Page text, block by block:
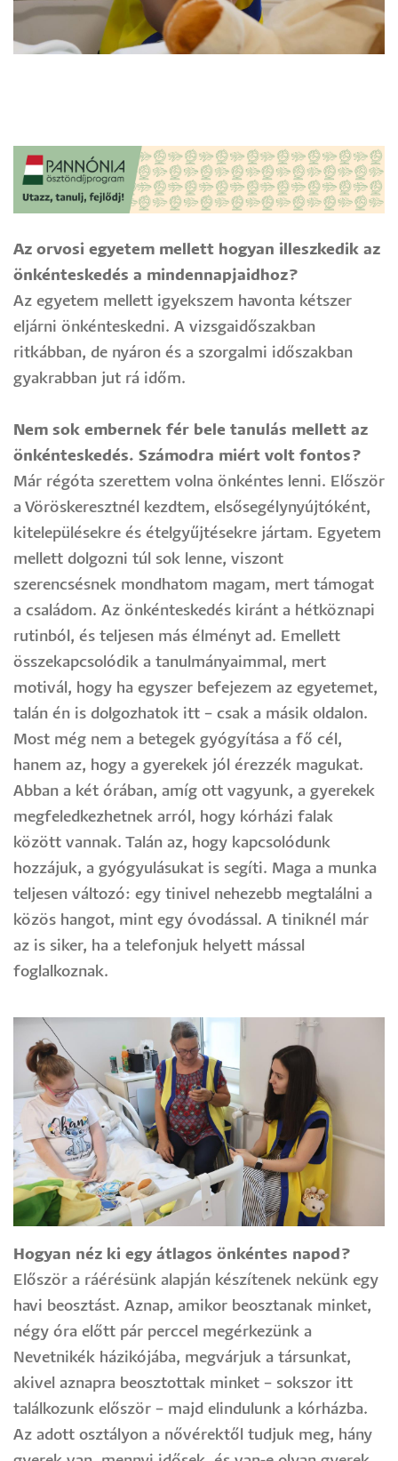
Image
Az orvosi egyetem mellett hogyan illeszkedik az
önkénteskedés a mindennapjaidhoz?
Az egyetem mellett igyekszem havonta kétszer
eljárni önkénteskedni. A vizsgaidőszakban
ritkábban, de nyáron és a szorgalmi időszakban
gyakrabban jut rá időm.
Nem sok embernek fér bele tanulás mellett az
önkénteskedés. Számodra miért volt fontos?
Már régóta szerettem volna önkéntes lenni. Először
a Vöröskeresztnél kezdtem, elsősegélynyújtóként,
kitelepülésekre és ételgyűjtésekre jártam. Egyetem
mellett dolgozni túl sok lenne, viszont
szerencsésnek mondhatom magam, mert támogat
a családom. Az önkénteskedés kiránt a hétköznapi
rutinból, és teljesen más élményt ad. Emellett
összekapcsolódik a tanulmányaimmal, mert
motivál, hogy ha egyszer befejezem az egyetemet,
talán én is dolgozhatok itt – csak a másik oldalon.
Most még nem a betegek gyógyítása a fő cél,
hanem az, hogy a gyerekek jól érezzék magukat.
Abban a két órában, amíg ott vagyunk, a gyerekek
megfeledkezhetnek arról, hogy kórházi falak
között vannak. Talán az, hogy kapcsolódunk
hozzájuk, a gyógyulásukat is segíti. Maga a munka
teljesen változó: egy tinivel nehezebb megtalálni a
közös hangot, mint egy óvodással. A tiniknél már
az is siker, ha a telefonjuk helyett mással
foglalkoznak.
Hogyan néz ki egy átlagos önkéntes napod?
Először a ráérésünk alapján készítenek nekünk egy
havi beosztást. Aznap, amikor beosztanak minket,
négy óra előtt pár perccel megérkezünk a
Nevetnikék házikójába, megvárjuk a társunkat,
akivel aznapra beosztottak minket – sokszor itt
találkozunk először – majd elindulunk a kórházba.
Az adott osztályon a nővérektől tudjuk meg, hány